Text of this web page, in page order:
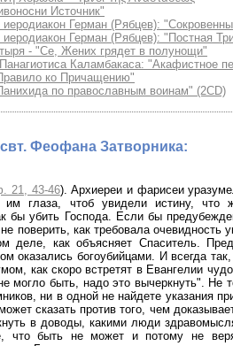
Источник"
Герман (Рябцев):
Герман (Рябцев): "Постная
- "Се, Жених грядет в полунощи"
Каламбакаса: "Акафистное
ко Причащению"
по православным воинам" (2CD)
Феофана Затворника:
21, 43-46). Архиереи и фарисеи
им глаза, чтоб увидели истину,
бы убить Господа. Если бы
поверить, как требовала очевидность
деле, как объясняет Спаситель.
оказались богоубийцами. И всегда
как скоро встретят в Евангелии
могло быть, надо это вычеркнуть". Не
ни в одной не найдете указания
сказать против того, чем
в доводы, какими люди
что быть не может и потому не